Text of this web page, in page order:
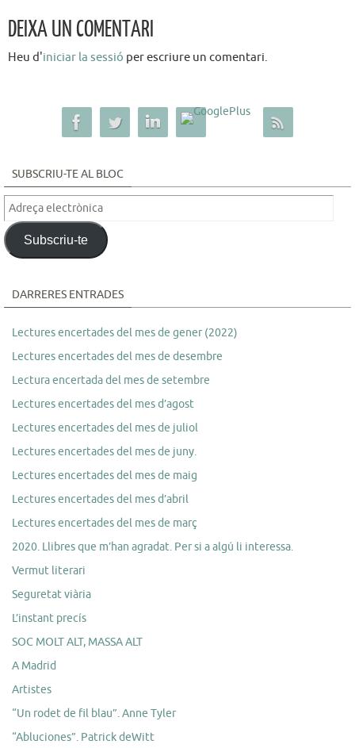
DEIXA UN COMENTARI
Heu d'iniciar la sessió per escriure un comentari.
SUBSCRIU-TE AL BLOC
Adreça
electrònica
Subscriu-te
DARRERES ENTRADES
Lectures encertades del mes de gener (2022)
Lectures encertades del mes de desembre
Lectura encertada del mes de setembre
Lectures encertades del mes d’agost
Lectures encertades del mes de juliol
Lectures encertades del mes de juny.
Lectures encertades del mes de maig
Lectures encertades del mes d’abril
Lectures encertades del mes de març
2020. Llibres que m’han agradat. Per si a algú li interessa.
Vermut literari
Seguretat viària
L’instant precís
SOC MOLT ALT, MASSA ALT
A Madrid
Artistes
“Un rodet de fil blau”. Anne Tyler
“Abluciones”. Patrick deWitt